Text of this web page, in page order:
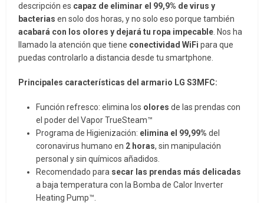
descripción es capaz de eliminar el 99,9% de virus y
bacterias en solo dos horas, y no solo eso porque también
acabará con los olores y dejará tu ropa impecable . Nos ha
llamado la atención que tiene conectividad WiFipara que
puedas controlarlo a distancia desde tu smartphone.
Principales características del armario LG S3MFC:
Función refresco: elimina los olores de las prendas con
el poder del Vapor TrueSteam™
Programa de Higienización: elimina el 99,99% del
coronavirus humano en 2 horas, sin manipulación
personal y sin químicos añadidos.
Recomendado para secar las prendas más delicadas
a baja temperatura con la Bomba de Calor Inverter
Heating Pump™.